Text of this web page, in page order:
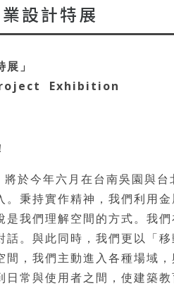
設計特展
」
Exhibition
於今年六月在台南吳園與
。秉持實作精神，我們利用
是我們理解空間的方式。我
。與此同時，我們更以「
，我們主動進入各種場域
常與使用者之間，使建築教